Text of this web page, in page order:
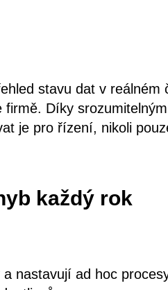
stavu dat v reálném
Díky
je pro řízení, nikoli
každý rok
nastavují ad hoc